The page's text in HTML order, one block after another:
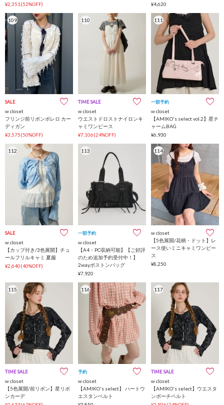
¥2,351(52%OFF)
¥4,620
109
SALE
w closet
フリンジ前リボンボレロ カー
ディガン
¥3,575(50%OFF)
110
TIME SALE
w closet
ウエストドロストナイロンキ
ャミワンピース
¥7,106(24%OFF)
111
一部予約
w closet
【AMIKO's select vol.2】星チ
ャームBAG
¥6,930
112
SALE
w closet
【カップ付き/3色展開】チュ
ールフリルキャミ 夏服
¥2,640(40%OFF)
113
一部予約 インフルエンサー企画
w closet
【A4・PC収納可能】【ご好評
のため追加予約受付中！】
2wayボストンバッグ
¥7,920
114
w closet
【5色展開/花柄・ドット】レ
ース使いミニキャミワンピー
ス
¥8,250
115
TIME SALE
w closet
【5色展開/前リボン】星リボ
ンカーデ
116
予約 インフルエンサー企画
w closet
【AMIKO's select】 ハートウ
エスタンベルト
117
TIME SALE インフルエンサー企画
w closet
【AMIKO's select】ウエスタ
ンポーチベルト